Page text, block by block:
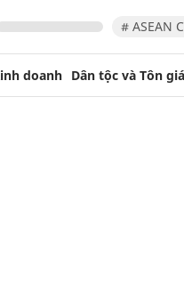
# ASEAN
doanh Dân tộc và Tôn